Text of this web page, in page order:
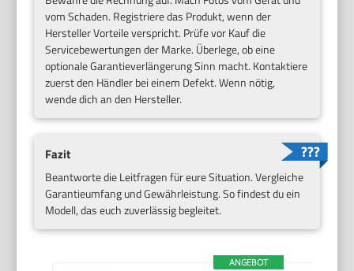
vom Schaden. Registriere das Produkt, wenn der
Hersteller Vorteile verspricht. Prüfe vor Kauf die
Servicebewertungen der Marke. Überlege, ob eine
optionale Garantieverlängerung Sinn macht. Kontaktiere
zuerst den Händler bei einem Defekt. Wenn nötig,
wende dich an den Hersteller.
Fazit
Beantworte die Leitfragen für eure Situation. Vergleiche
Garantieumfang und Gewährleistung. So findest du ein
Modell, das euch zuverlässig begleitet.
ANGEBOT